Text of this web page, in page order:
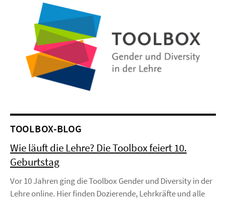
TOOLBOX-BLOG
Wie läuft die Lehre? Die Toolbox feiert 10.
Geburtstag
Vor 10 Jahren ging die Toolbox Gender und Diversity in der
Lehre online. Hier finden Dozierende, Lehrkräfte und alle